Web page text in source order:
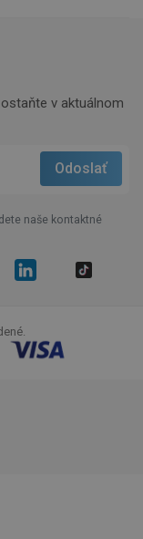
v aktuálnom
naše kontaktné